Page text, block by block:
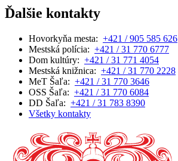
Ďalšie kontakty
Hovorkyňa mesta: +421 / 905 585 626
Mestská polícia: +421 / 31 770 6777
Dom kultúry: +421 / 31 771 4054
Mestská knižnica: +421 / 31 770 2228
MeT Šaľa: +421 / 31 770 3646
OSS Šaľa: +421 / 31 770 6084
DD Šaľa: +421 / 31 783 8390
Všetky kontakty